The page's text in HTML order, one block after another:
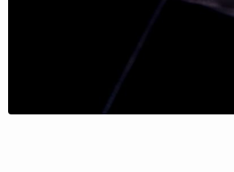
get access to all